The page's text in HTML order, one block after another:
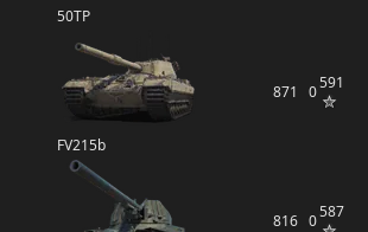
50TP
FV215b
871 0591
816 0587